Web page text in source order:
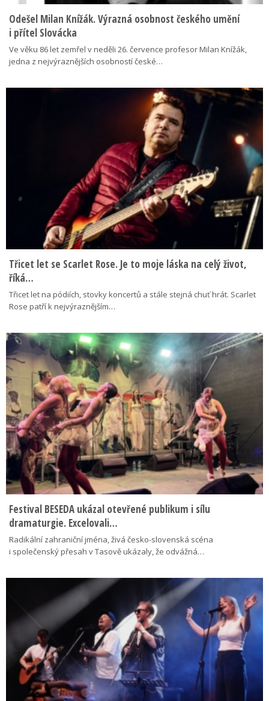
Odešel Milan Knížák. Výrazná osobnost českého umění
i přítel Slovácka
Ve věku 86 let zemřel v neděli 26. července profesor Milan Knížák,
jedna z nejvýraznějších osobností české…
Třicet let se Scarlet Rose. Je to moje láska na celý život,
říká…
Třicet let na pódiích, stovky koncertů a stále stejná chuť hrát. Scarlet
Rose patří k nejvýraznějším…
Festival BESEDA ukázal otevřené publikum i sílu
dramaturgie. Excelovali…
Radikální zahraniční jména, živá česko-slovenská scéna
i společenský přesah v Tasově ukázaly, že odvážná…